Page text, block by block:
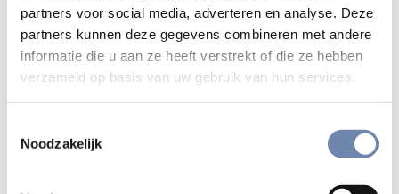
partners voor social media, adverteren en analyse. Deze
partners kunnen deze gegevens combineren met andere
informatie die u aan ze heeft verstrekt of die ze hebben
verzameld op basis van uw gebruik van hun services.
Noodzakelijk
en in dat van anderen. Daarom is het niet aangewezen
precieze regels te formuleren betreffende de keren dat
men de ignatiaanse tekst letterlijk moet volgen en
wanneer en in welke mate men zich vrij mag voelen
aanpassingen door te voeren. Begeleiders dienen
gewoonweg zich te laten leiden door de “onderscheidende
liefde”, met andere woorden: zij moeten vertrouwen op